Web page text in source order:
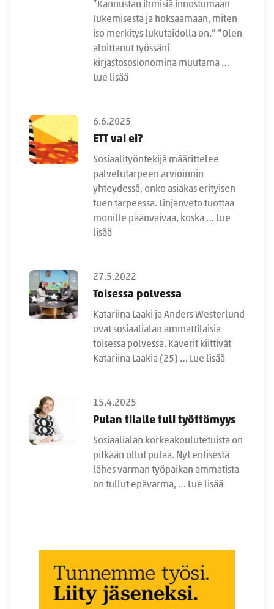
”Kannustan ihmisiä innostumaan
lukemisesta ja hoksaamaan, miten
iso merkitys lukutaidolla on.” ”Olen
aloittanut työssäni
kirjastososionomina muutama …
Lue lisää
6.6.2025
ETT vai ei?
Sosiaalityöntekijä määrittelee
palvelutarpeen arvioinnin
yhteydessä, onko asiakas erityisen
tuen tarpeessa. Linjanveto tuottaa
monille päänvaivaa, koska … Lue
lisää
27.5.2022
Toisessa polvessa
Katariina Laaki ja Anders Westerlund
ovat sosiaalialan ammattilaisia
toisessa polvessa. Kaverit kiittivät
Katariina Laakia (25) … Lue lisää
15.4.2025
Pulan tilalle tuli työttömyys
Sosiaalialan korkeakoulutetuista on
pitkään ollut pulaa. Nyt entisestä
lähes varman työpaikan ammatista
on tullut epävarma, … Lue lisää